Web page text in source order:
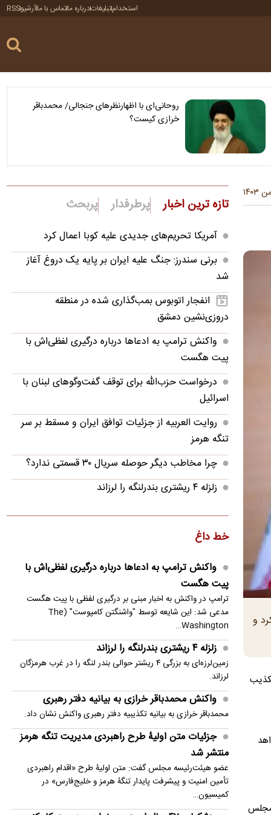
استخدامتبلیغاتدرباره ماتماس با ماآرشیوRSS
روحانی‌ای با اظهارنظرهای جنجالی/ محمدباقر
خرازی کیست؟
و
شوراها، وظایف و اختیارات آنهاست، در جلسه ۷ بهمن مجلس
تازه ترین اخبار پرطرفدار پربحث
آمریکا تحریم‌های جدیدی علیه کوبا اعمال کرد
برنی سندرز: جنگ علیه ایران بر پایه یک دروغ آغاز
شد
انفجار اتوبوس بمب‌گذاری شده در منطقه
دروزی‌نشین دمشق
واکنش ترامپ به ادعاها درباره درگیری لفظی‌اش با
پیت هگست
درخواست حزب‌الله برای توقف گفت‌وگوهای لبنان با
اسرائیل
روایت العربیه از جزئیات توافق ایران و مسقط بر سر
تنگه هرمز
چرا مخاطب دیگر حوصله سریال ۳۰ قسمتی ندارد؟
زلزله ۴ ریشتری بندرلنگه را لرزاند
دانشکده‌های علوم پزشکی بیش از دو برابر ظرفیت
خود دانشجو گرفته‌اند
فسخ ۱۰۰ میلیونی برای قرارداد ۱۰۰ میلیاردی!
واکنش محمدباقر خرازی به بیانیه دفتر رهبری
جوادی آملی: با ناقضان وحدت مبارزه کنید
کریدورهای شمالی و جنوبی تنگه هرمز حذف
می‌شوند؟
جزئیات متن اولیۀ طرح راهبردی مدیریت تنگه هرمز
منتشر شد
عباس گودرزی: هرگونه بازگشایی تنگه هرمز باید منوط
به اجرای کامل تعهدات آمریکا باشد
خط داغ
واکنش ترامپ به ادعاها درباره درگیری لفظی‌اش با
پیت هگست
ترامپ در واکنش به اخبار مبنی بر درگیری لفظی با پیت هگست
مدعی شد: این شایعه توسط "واشنگتن کامپوست" (The
Washington…
زلزله ۴ ریشتری بندرلنگه را لرزاند
زمین‌لرزه‌ای به بزرگی ۴ ریشتر حوالی بندر لنگه را در غرب هرمزگان
لرزاند.
واکنش محمدباقر خرازی به بیانیه دفتر رهبری
محمدباقر خرازی به بیانیه تکذیبیه دفتر رهبری واکنش نشان داد.
جزئیات متن اولیۀ طرح راهبردی مدیریت تنگه هرمز
منتشر شد
عضو هیئت‌رئیسه مجلس گفت: متن اولیۀ طرح «اقدام راهبردی
تأمین امنیت و پیشرفت پایدار تنگۀ هرمز و خلیج‌فارس» در
کمیسیون…